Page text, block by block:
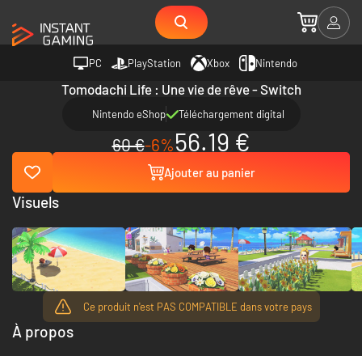
PC PlayStation Xbox Nintendo
Tomodachi Life : Une vie de rêve - Switch
Nintendo eShop Téléchargement digital
60 €-6%56.19 €
Ajouter au panier
Ce produit n'est PAS COMPATIBLE dans votre pays
À propos
Visuels